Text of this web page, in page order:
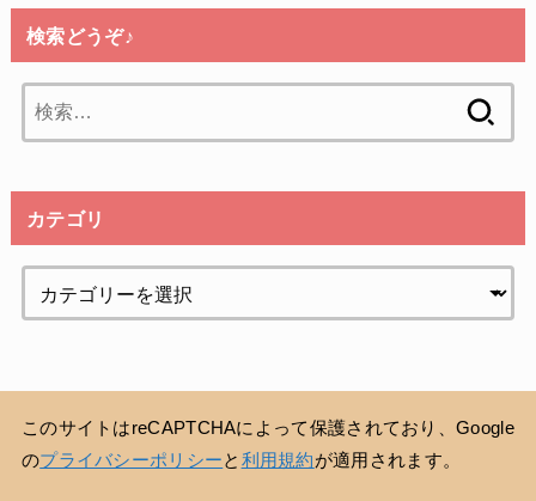
検索どうぞ♪
索:
カテゴリ
このサイトはreCAPTCHAによって保護されており、Google
のプライバシーポリシーと 利用規約が適用されます。